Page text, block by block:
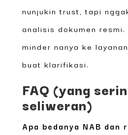
nunjukin trust, tapi
analisis dokumen resmi.
minder nanya ke
buat klarifikasi.
FAQ (yang
seliweran)
Apa bedanya NAB dan